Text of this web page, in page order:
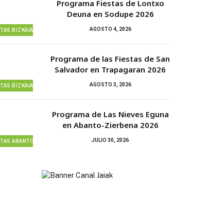
BIZKAIA
Programa Fiestas de Lontxo
Deuna en Sodupe 2026
AGOSTO 4, 2026
BIZKAIA
Programa de las Fiestas de San
Salvador en Trapagaran 2026
AGOSTO 3, 2026
ABANTO ZIERBENA
Programa de Las Nieves Eguna
en Abanto-Zierbena 2026
JULIO 30, 2026